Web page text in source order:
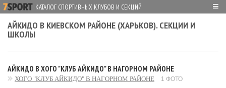
КАТАЛОГ СПОРТИВНЫХ КЛУБОВ И СЕКЦИЙ ≡
АЙКИДО В КИЕВСКОМ РАЙОНЕ (ХАРЬКОВ). СЕКЦИИ И
ШКОЛЫ
АЙКИДО В ХОГО "КЛУБ АЙКИДО" В НАГОРНОМ РАЙОНЕ
ХОГО "КЛУБ АЙКИДО" В НАГОРНОМ РАЙОНЕ 1 ФОТО